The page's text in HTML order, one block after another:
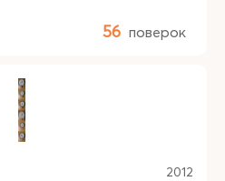
56 поверок
2012